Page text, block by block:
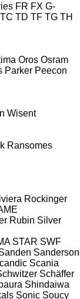
FR FX G-
TC TD TF TG TH
Oros Osram
Parker Peecon
Wisent
Ransomes
Rockinger
Rubin Silver
STAR SWF
Sanderson
Scania
Schäffer
Shindaiwa
Sonic Soucy